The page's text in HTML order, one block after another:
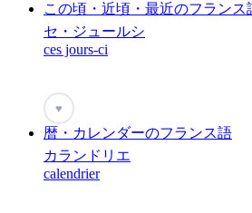
この頃・近頃・最近のフランス
セ・ジュールシ
ces jours-ci
♥
暦・カレンダーのフランス語
カランドリエ
calendrier